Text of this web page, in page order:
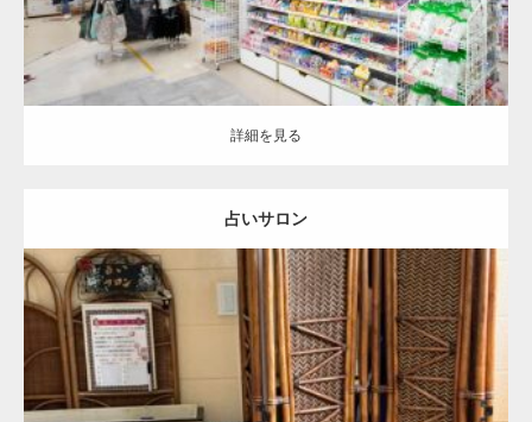
詳細を見る
占いサロン
更新: 2026.05.27